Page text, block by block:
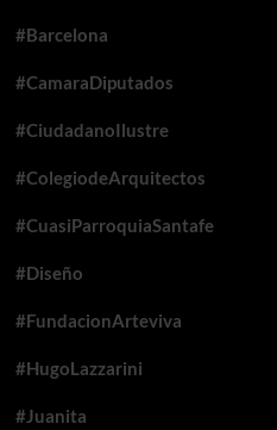
#Barcelona
#CamaraDiputados
#CiudadanoIlustre
#ColegiodeArquitectos
#CuasiParroquiaSantafe
#Diseño
#FundacionArteviva
#HugoLazzarini
#Juanita